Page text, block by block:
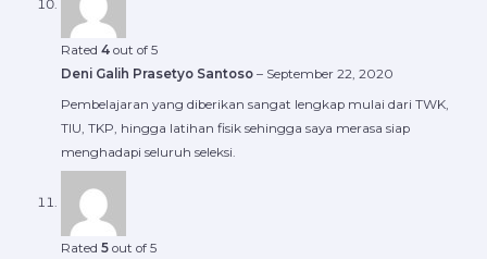
Rated 4out of 5
Deni Galih Prasetyo Santoso – September 22, 2020
Pembelajaran yang diberikan sangat lengkap mulai dari TWK,
TIU, TKP, hingga latihan fisik sehingga saya merasa siap
menghadapi seluruh seleksi.
Rated 5out of 5